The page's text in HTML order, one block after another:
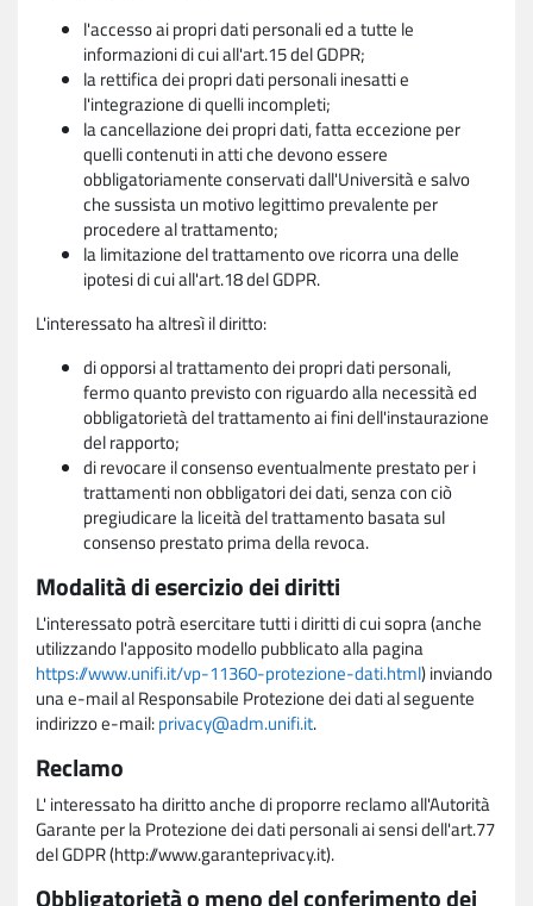
l'accesso ai propri dati personali ed a tutte le
informazioni di cui all'art.15 del GDPR;
la rettifica dei propri dati personali inesatti e
l'integrazione di quelli incompleti;
la cancellazione dei propri dati, fatta eccezione per
quelli contenuti in atti che devono essere
obbligatoriamente conservati dall'Università e salvo
che sussista un motivo legittimo prevalente per
procedere al trattamento;
la limitazione del trattamento ove ricorra una delle
ipotesi di cui all'art.18 del GDPR.
L'interessato ha altresì il diritto:
di opporsi al trattamento dei propri dati personali,
fermo quanto previsto con riguardo alla necessità ed
obbligatorietà del trattamento ai fini dell'instaurazione
del rapporto;
di revocare il consenso eventualmente prestato per i
trattamenti non obbligatori dei dati, senza con ciò
pregiudicare la liceità del trattamento basata sul
consenso prestato prima della revoca.
Modalità di esercizio dei diritti
L'interessato potrà esercitare tutti i diritti di cui sopra (anche
utilizzando l'apposito modello pubblicato alla pagina
https://www.unifi.it/vp-11360-protezione-dati.html) inviando
una e-mail al Responsabile Protezione dei dati al seguente
indirizzo e-mail:privacy@adm.unifi.it.
Reclamo
L' interessato ha diritto anche di proporre reclamo all'Autorità
Garante per la Protezione dei dati personali ai sensi dell'art.77
del GDPR (http://www.garanteprivacy.it).
Obbligatorietà o meno del conferimento dei